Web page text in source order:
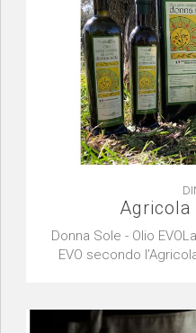
Donna Sole - Olio
EVO secondo